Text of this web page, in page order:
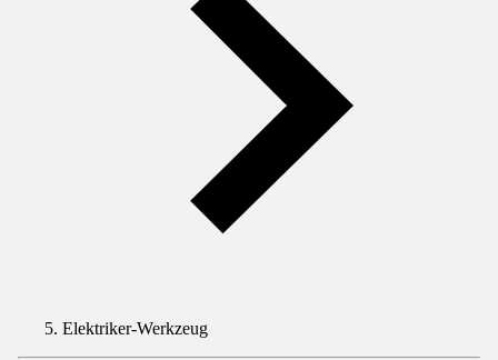
Elektriker-Werkzeug